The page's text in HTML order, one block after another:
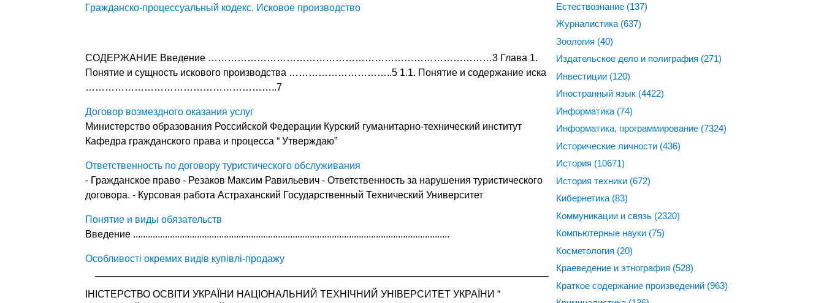
Гражданско-процессуальный кодекс. Исковое производство
СОДЕРЖАНИЕ Введение ……………………………………………………………………………3 Глава 1.
Понятие и сущность искового производства …………………………..5 1.1. Понятие и содержание иска
…………………………………………………..7
Договор возмездного оказания услуг
Министерство образования Российской Федерации Курский гуманитарно-технический институт
Кафедра гражданского права и процесса “ Утверждаю”
Ответственность по договору туристического обслуживания
- Гражданское право - Резаков Максим Равильевич - Ответственность за нарушения туристического
договора. - Курсовая работа Астраханский Государственный Технический Университет
Понятие и виды обязательств
Введение .................................................................................................................................
Особливості окремих видів купівлі-продажу
ІНІСТЕРСТВО ОСВІТИ УКРАЇНИ НАЦІОНАЛЬНИЙ ТЕХНІЧНИЙ УНІВЕРСИТЕТ УКРАЇНИ “
Естествознание (137)
Журналистика (637)
Зоология (40)
Издательское дело и полиграфия (271)
Инвестиции (120)
Иностранный язык (4422)
Информатика (74)
Информатика, программирование (7324)
Исторические личности (436)
История (10671)
История техники (672)
Кибернетика (83)
Коммуникации и связь (2320)
Компьютерные науки (75)
Косметология (20)
Краеведение и этнография (528)
Краткое содержание произведений (963)